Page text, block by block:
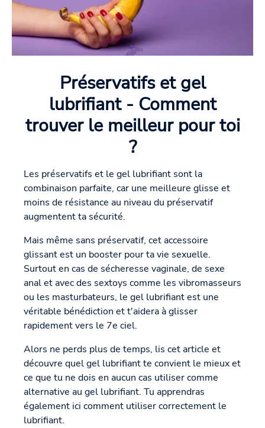
Préservatifs et gel
lubrifiant - Comment
trouver le meilleur pour toi
?
Les préservatifs et le gel lubrifiant sont la
combinaison parfaite, car une meilleure glisse et
moins de résistance au niveau du préservatif
augmentent ta sécurité.
Mais même sans préservatif, cet accessoire
glissant est un booster pour ta vie sexuelle.
Surtout en cas de sécheresse vaginale, de sexe
anal et avec des sextoys comme les vibromasseurs
ou les masturbateurs, le gel lubrifiant est une
véritable bénédiction et t'aidera à glisser
rapidement vers le 7e ciel.
Alors ne perds plus de temps, lis cet article et
découvre quel gel lubrifiant te convient le mieux et
ce que tu ne dois en aucun cas utiliser comme
alternative au gel lubrifiant. Tu apprendras
également ici comment utiliser correctement le
lubrifiant.